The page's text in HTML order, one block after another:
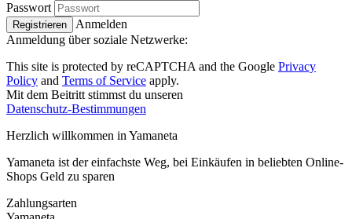
Passwort
Registrieren
Anmelden
Anmeldung über soziale Netzwerke:
This site is protected by reCAPTCHA and the Google Privacy
Policy and Terms of Service apply.
Mit dem Beitritt stimmst du unseren
Datenschutz-Bestimmungen
Herzlich willkommen in Yamaneta
Yamaneta ist der einfachste Weg, bei Einkäufen in beliebten Online-
Shops Geld zu sparen
Zahlungsarten